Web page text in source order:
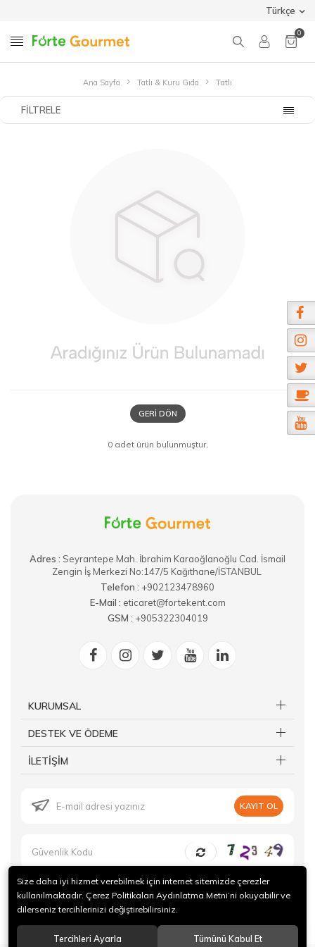
Türkçe
0
Ana Sayfa Tatlı & Kuru Gıda Tatlı
FILTRELE
GERI DÖN
0 adet ürün bulunmuştur.
Adres : ​Seyrantepe Mah. İbrahim Karaoğlanoğlu Cad. İsmail
Zengin İş Merkezi No:147/5 Kağıthane/İSTANBUL
Telefon : +902123478960
E-Mail : eticaret@fortekent.com
GSM : +905322304019
KURUMSAL
DESTEK VE ÖDEME
İLETİŞİM
KAYIT OL
© 2019 Forte Gurme Tüm hakları saklıdır.
Size daha iyi hizmet verebilmek için internet sitemizde çerezler
kullanılmaktadır. Çerez Politikaları Aydınlatma Metni’ni okuyabilir ve
dilerseniz tercihlerinizi değiştirebilirsiniz.
Tercihleri Ayarla Tümünü Kabul Et